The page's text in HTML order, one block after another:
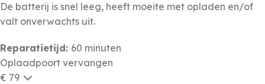
De batterij is snel leeg, heeft moeite met opladen en/of
valt onverwachts uit.
Reparatietijd: 60 minuten
Oplaadpoort vervangen
€ 79